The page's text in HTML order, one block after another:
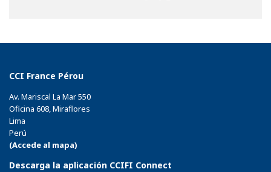
CCI France Pérou
Av. Mariscal La Mar 550
Oficina 608, Miraflores
Lima
Perú
(Accede al mapa)
Descarga la aplicación CCIFI Connect